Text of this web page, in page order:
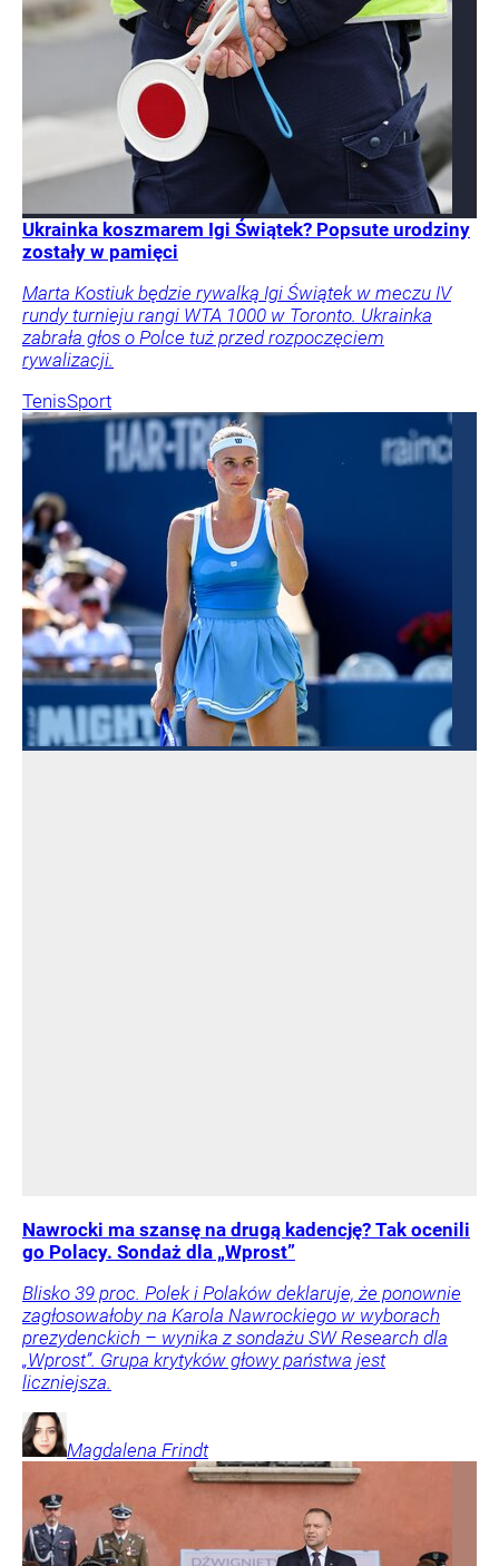
Ukrainka koszmarem Igi Świątek? Popsute urodziny
zostały w pamięci
Marta Kostiuk będzie rywalką Igi Świątek w meczu IV
rundy turnieju rangi WTA 1000 w Toronto. Ukrainka
zabrała głos o Polce tuż przed rozpoczęciem
rywalizacji.
TenisSport
Nawrocki ma szansę na drugą kadencję? Tak ocenili
go Polacy. Sondaż dla „Wprost”
Blisko 39 proc. Polek i Polaków deklaruje, że ponownie
zagłosowałoby na Karola Nawrockiego w wyborach
prezydenckich – wynika z sondażu SW Research dla
„Wprost”. Grupa krytyków głowy państwa jest
liczniejsza.
Magdalena Frindt